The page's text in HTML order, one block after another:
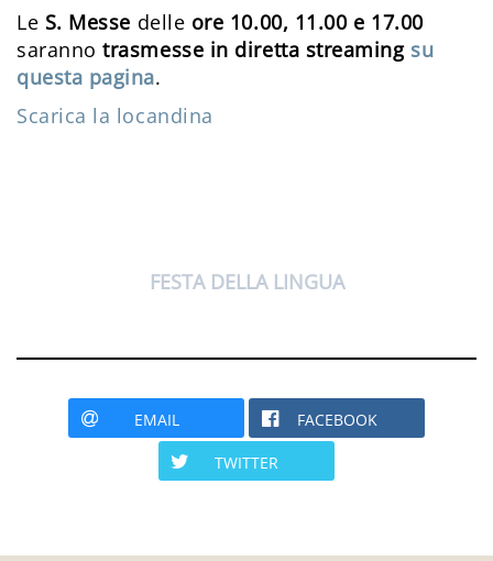
Le S. Messe delle ore 10.00, 11.00 e 17.00
saranno trasmesse in diretta streaming su
questa pagina.
Scarica la locandina
FESTA DELLA LINGUA
EMAIL FACEBOOK
TWITTER